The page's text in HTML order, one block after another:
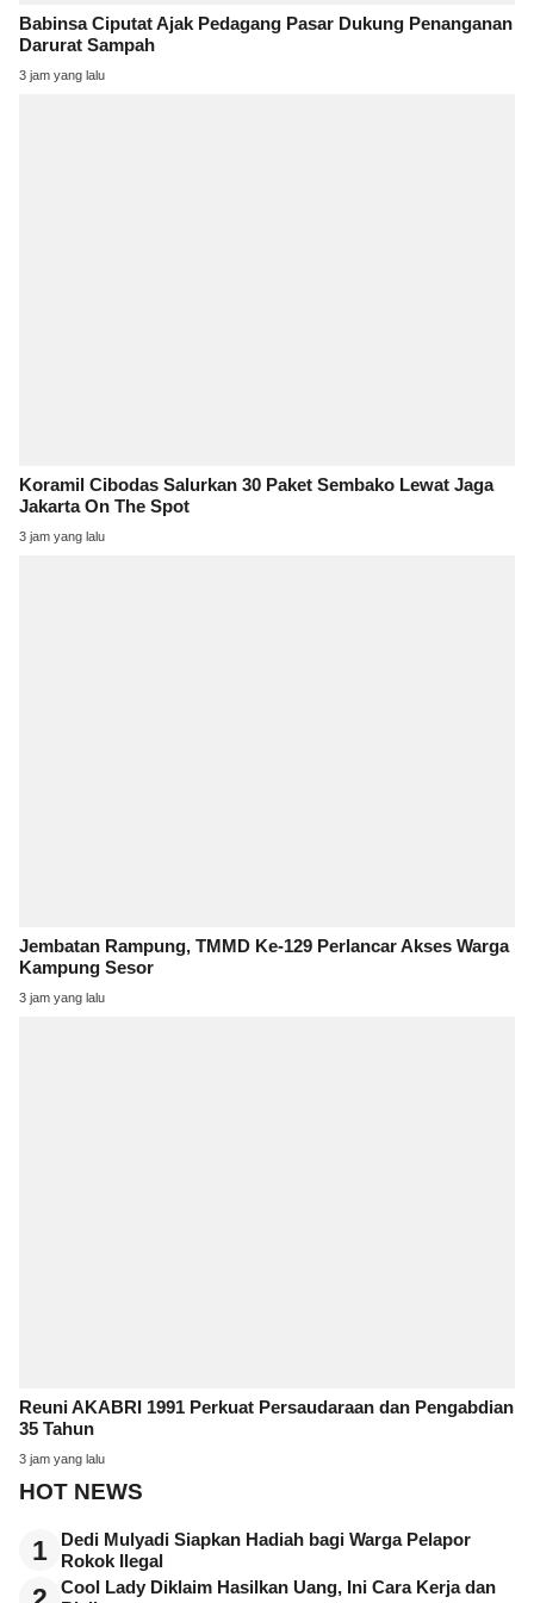
Babinsa Ciputat Ajak Pedagang Pasar Dukung Penanganan
Darurat Sampah
3 jam yang lalu
Koramil Cibodas Salurkan 30 Paket Sembako Lewat Jaga
Jakarta On The Spot
3 jam yang lalu
Jembatan Rampung, TMMD Ke-129 Perlancar Akses Warga
Kampung Sesor
3 jam yang lalu
Reuni AKABRI 1991 Perkuat Persaudaraan dan Pengabdian
35 Tahun
3 jam yang lalu
HOT NEWS
1
Dedi Mulyadi Siapkan Hadiah bagi Warga Pelapor
Rokok Ilegal
Cool Lady Diklaim Hasilkan Uang, Ini Cara Kerja dan